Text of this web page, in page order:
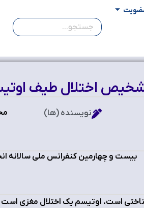
اختلال طيف
نویسنده (ها)
بیست و چهارمین کنفرانس ملی سالانه
است. اوتيسم يک اختلال مغزي است